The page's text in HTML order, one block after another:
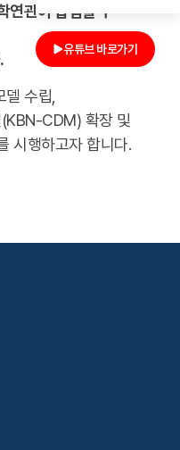
연관이 협업할 수
수립,
CDM) 확장 및
시행하고자 합니다.
유튜브 바로가기